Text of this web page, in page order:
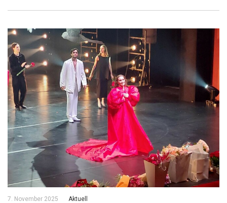
7. November 2025 Aktuell